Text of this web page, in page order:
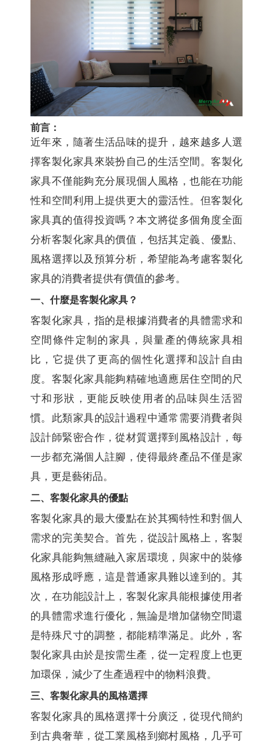
前言：
近年來，隨著生活品味的提升，越來越多人選
擇客製化家具來裝扮自己的生活空間。客製化
家具不僅能夠充分展現個人風格，也能在功能
性和空間利用上提供更大的靈活性。但客製化
家具真的值得投資嗎？本文將從多個角度全面
分析客製化家具的價值，包括其定義、優點、
風格選擇以及預算分析，希望能為考慮客製化
家具的消費者提供有價值的參考。
一、什麼是客製化家具？
客製化家具，指的是根據消費者的具體需求和
空間條件定制的家具，與量產的傳統家具相
比，它提供了更高的個性化選擇和設計自由
度。客製化家具能夠精確地適應居住空間的尺
寸和形狀，更能反映使用者的品味與生活習
慣。此類家具的設計過程中通常需要消費者與
設計師緊密合作，從材質選擇到風格設計，每
一步都充滿個人註腳，使得最終產品不僅是家
具，更是藝術品。
二、客製化家具的優點
客製化家具的最大優點在於其獨特性和對個人
需求的完美契合。首先，從設計風格上，客製
化家具能夠無縫融入家居環境，與家中的裝修
風格形成呼應，這是普通家具難以達到的。其
次，在功能設計上，客製化家具能根據使用者
的具體需求進行優化，無論是增加儲物空間還
是特殊尺寸的調整，都能精準滿足。此外，客
製化家具由於是按需生產，從一定程度上也更
加環保，減少了生產過程中的物料浪費。
三、客製化家具的風格選擇
客製化家具的風格選擇十分廣泛，從現代簡約
到古典奢華，從工業風格到鄉村風格，几乎可